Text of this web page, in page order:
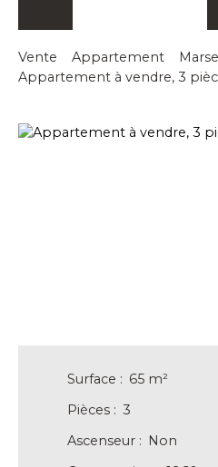
Vente Appartement
Appartement à vendre, 3
Surface : 65 m²
Pièces : 3
Ascenseur : Non